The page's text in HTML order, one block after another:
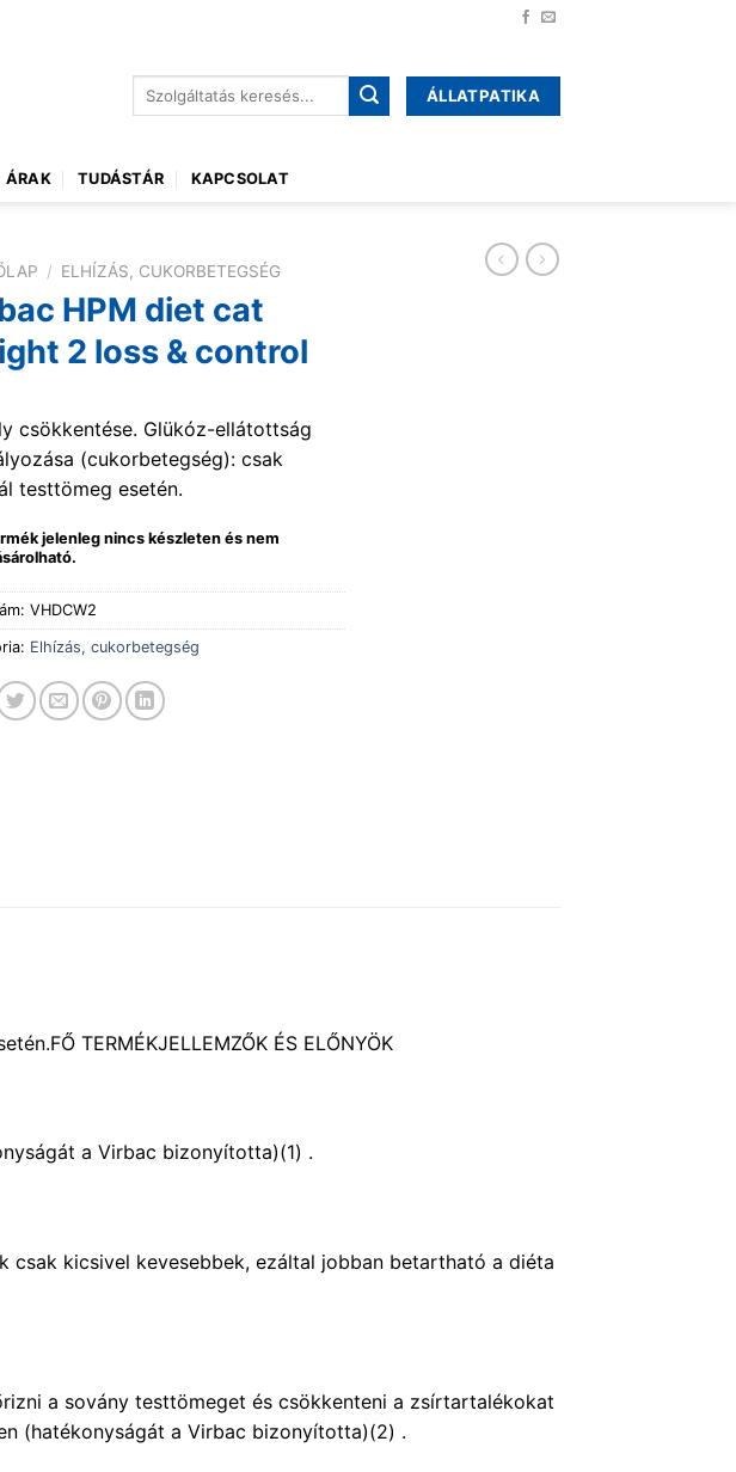
Keresés
ÁLLATPATIKA
ÁRAK TUDÁSTÁR KAPCSOLAT
/ ELHÍZÁS, CUKORBETEGSÉG
HPM diet cat
2 loss & control
csökkentése. Glükóz-ellátottság
(cukorbetegség): csak
testtömeg esetén.
jelenleg nincs készleten és nem
VHDCW2
Elhízás, cukorbetegség
TERMÉKJELLEMZŐK ÉS ELŐNYÖK
a Virbac bizonyította)(1) .
csak kicsivel kevesebbek, ezáltal jobban betartható a diéta
a sovány testtömeget és csökkenteni a zsírtartalékokat
(hatékonyságát a Virbac bizonyította)(2) .